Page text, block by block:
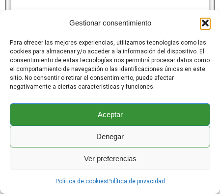
Gestionar consentimiento
Para ofrecer las mejores experiencias, utilizamos tecnologías como las
cookies para almacenar y/o acceder a la información del dispositivo. El
consentimiento de estas tecnologías nos permitirá procesar datos como
el comportamiento de navegación o las identificaciones únicas en este
sitio. No consentir o retirar el consentimiento, puede afectar
negativamente a ciertas características y funciones.
Aceptar
Denegar
Ver preferencias
Política de cookies Política de privacidad